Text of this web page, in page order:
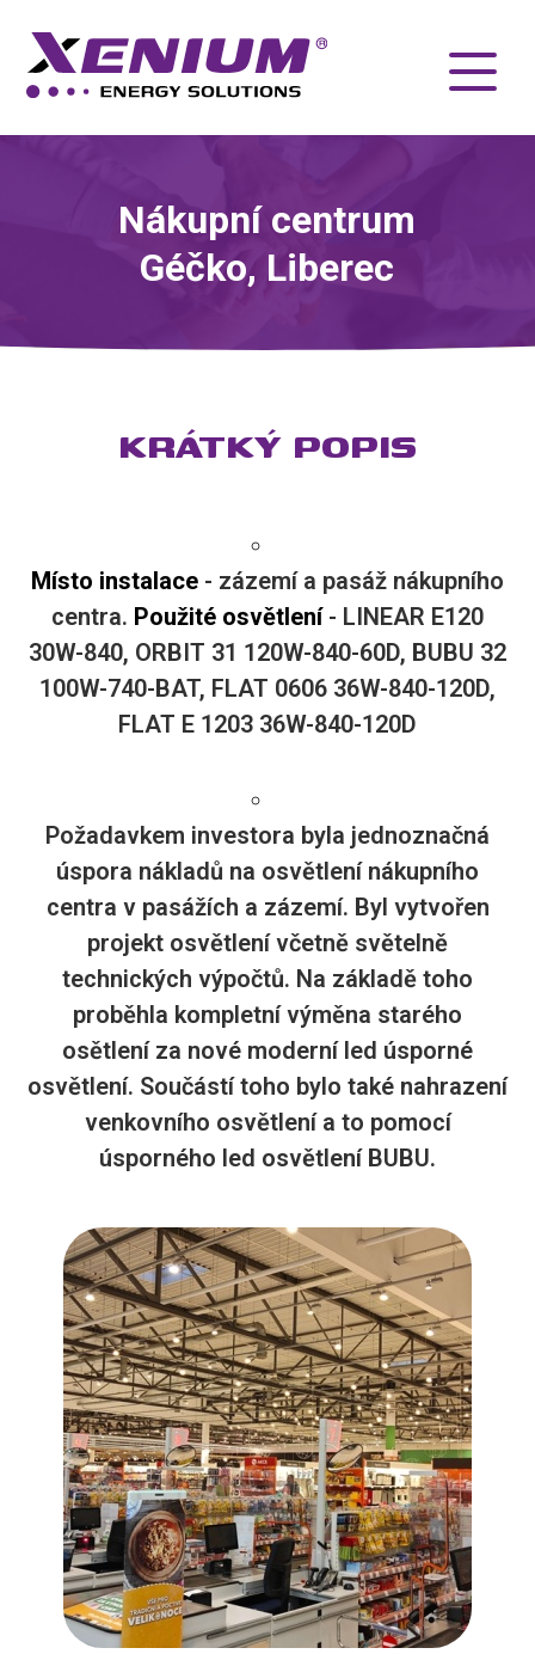
Nákupní centrum
Géčko, Liberec
KRÁTKÝ POPIS
Místo instalace - zázemí a pasáž nákupního
centra. Použité osvětlení- LINEAR E120
30W-840, ORBIT 31 120W-840-60D, BUBU 32
100W-740-BAT, FLAT 0606 36W-840-120D,
FLAT E 1203 36W-840-120D
Požadavkem investora byla jednoznačná
úspora nákladů na osvětlení nákupního
centra v pasážích a zázemí. Byl vytvořen
projekt osvětlení včetně světelně
technických výpočtů. Na základě toho
proběhla kompletní výměna starého
osětlení za nové moderní led úsporné
osvětlení. Součástí toho bylo také nahrazení
venkovního osvětlení a to pomocí
úsporného led osvětlení BUBU.